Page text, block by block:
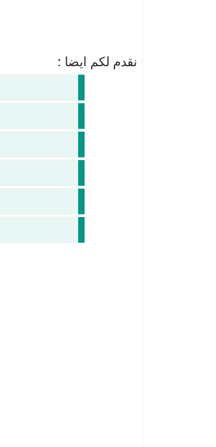
نقدم لكم ايضا :